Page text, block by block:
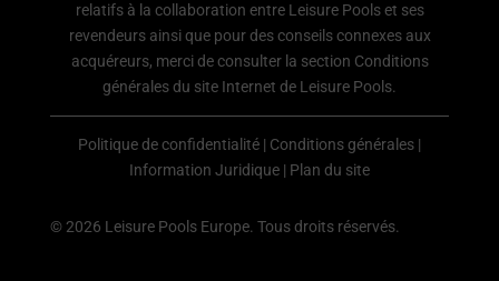
relatifs à la collaboration entre Leisure Pools et ses
revendeurs ainsi que pour des conseils connexes aux
acquéreurs, merci de consulter la section Conditions
générales du site Internet de Leisure Pools.
© 2026 Leisure Pools Europe. Tous droits réservés.
Politique de confidentialité | Conditions générales |
Information Juridique | Plan du site